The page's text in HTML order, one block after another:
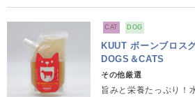
CAT DOG
KUUT ボーンブロ
DOGS＆CATS
その他厳選
旨みと栄養たっぷり！